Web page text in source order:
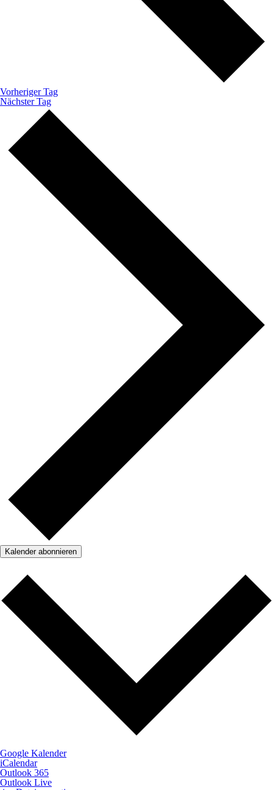
Vorheriger Tag
Nächster Tag
Kalender abonnieren
Google Kalender
iCalendar
Outlook 365
Outlook Live